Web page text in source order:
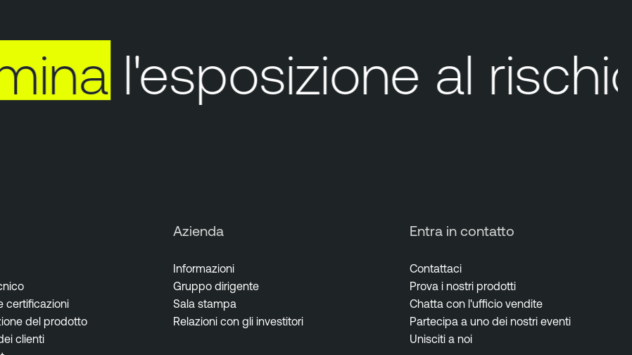
l'esposizione al rischio
certificazioni
del prodotto
clienti
Azienda
Informazioni
Gruppo dirigente
Sala stampa
Relazioni con gli investitori
Entra in contatto
Contattaci
Prova i nostri prodotti
Chatta con l'ufficio vendite
Partecipa a uno dei nostri eventi
Unisciti a noi